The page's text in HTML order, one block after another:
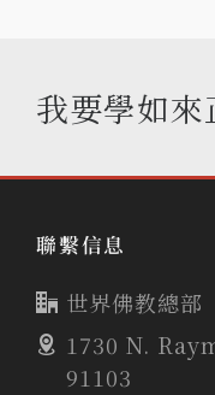
我要學如來
聯繫信息
世界佛教總部
1730 N.
91103